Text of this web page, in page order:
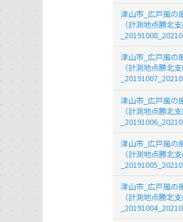
津山市_広戸風の
（計測地点勝北支
津山市_広戸風の
（計測地点勝北支
津山市_広戸風の
（計測地点勝北支
津山市_広戸風の
（計測地点勝北支
津山市_広戸風の
（計測地点勝北支